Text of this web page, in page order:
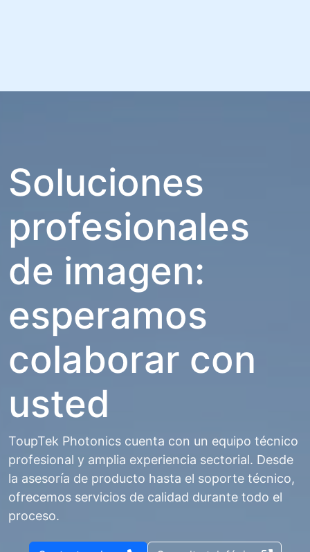
Soluciones
profesionales
de imagen:
esperamos
colaborar con
usted
ToupTek Photonics cuenta con un equipo técnico
profesional y amplia experiencia sectorial. Desde
la asesoría de producto hasta el soporte técnico,
ofrecemos servicios de calidad durante todo el
proceso.